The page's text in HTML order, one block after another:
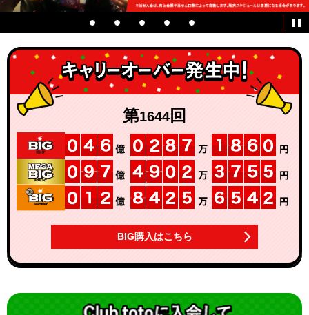
第1644回
BIG購入はこちら